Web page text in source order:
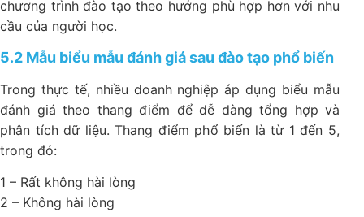
chương trình đào tạo theo hướng phù hợp hơn với nhu
cầu của người học.
5.2 Mẫu biểu mẫu đánh giá sau đào tạo phổ biến
Trong thực tế, nhiều doanh nghiệp áp dụng biểu mẫu
đánh giá theo thang điểm để dễ dàng tổng hợp và
phân tích dữ liệu. Thang điểm phổ biến là từ 1 đến 5,
trong đó:
1 – Rất không hài lòng
2 – Không hài lòng